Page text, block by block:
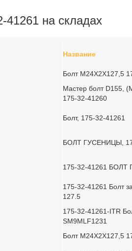
41261 на складах
Название
Болт M24X2X127,5
Мастер болт D155,
175-32-41260
Болт, 175-32-41261
БОЛТ ГУСЕНИЦЫ,
175-32-41261
175-32-41261 Болт
127.5
175-32-41261-ITR
SM9MLF1231
Болт M24X2X127,5